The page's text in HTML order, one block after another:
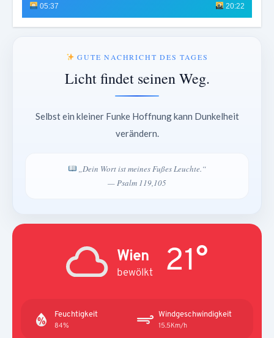
05:37
20:22
GUTE NACHRICHT DES TAGES
Licht findet seinen Weg.
Selbst ein kleiner Funke Hoffnung kann Dunkelheit
verändern.
„Dein Wort ist meines Fußes Leuchte.“
— Psalm 119,105
Wien
bewölkt 21°
Feuchtigkeit
84%
Windgeschwindigkeit
15.5Km/h